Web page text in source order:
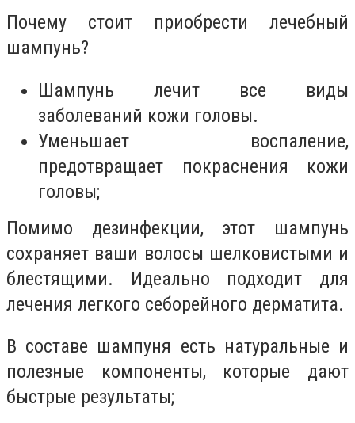
Почему стоит приобрести лечебный
шампунь?
Шампунь лечит все виды
заболеваний кожи головы.
Уменьшает воспаление,
предотвращает покраснения кожи
головы;
Помимо дезинфекции, этот шампунь
сохраняет ваши волосы шелковистыми и
блестящими. Идеально подходит для
лечения легкого себорейного дерматита.
В составе шампуня есть натуральные и
полезные компоненты, которые дают
быстрые результаты;